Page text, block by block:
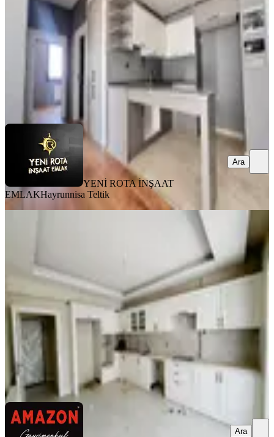
2+0 85 m²·5. Kat· 07.08.2026
3.150.000 ₺
YENİ ROTA İNŞAAT EMLAKHayrunnisa Teltik
YENİ ROTA İNŞAAT
EMLAKHayrunnisa Teltik
Ara
Amazon'dan Gözde Semtte Havuzlu
Site'de Sıfır Yapı Satılık Daire
Onikişubat, Yamaçtepe Mahallesi
4+1·225 m² ·7. Kat·07.08.2026
5.875.000 ₺
AMAZON GAYRİMENKUL AMAZON GAYRİMENKUL
Ara
Ara